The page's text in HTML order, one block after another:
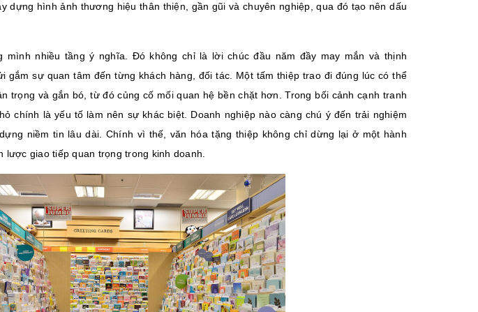
dựng hình ảnh thương hiệu thân thiện, gần gũi và chuyên nghiệp, qua đó tạo nên dấu
mình nhiều tầng ý nghĩa. Đó không chỉ là lời chúc đầu năm đầy may mắn và thịnh
gắm sự quan tâm đến từng khách hàng, đối tác. Một tấm thiệp trao đi đúng lúc có thể
trọng và gắn bó, từ đó củng cố mối quan hệ bền chặt hơn. Trong bối cảnh cạnh tranh
chính là yếu tố làm nên sự khác biệt. Doanh nghiệp nào càng chú ý đến trải nghiệm
niềm tin lâu dài. Chính vì thế, văn hóa tặng thiệp không chỉ dừng lại ở một hành
giao tiếp quan trọng trong kinh doanh.